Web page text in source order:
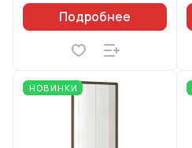
Подробнее
НОВИНКИ